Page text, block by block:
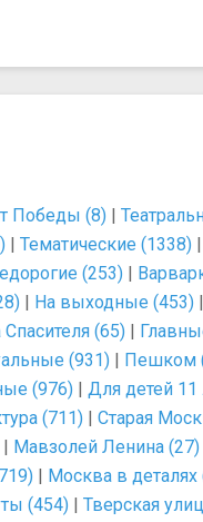
Победы (8) |
| Тематические (1338) |
(253) |
| На выходные (453) |
(65) |
(931) | Пешком
(976) | Для детей 11
(711) | Старая
| Мавзолей Ленина (27)
| Москва в деталях
(454) | Тверская